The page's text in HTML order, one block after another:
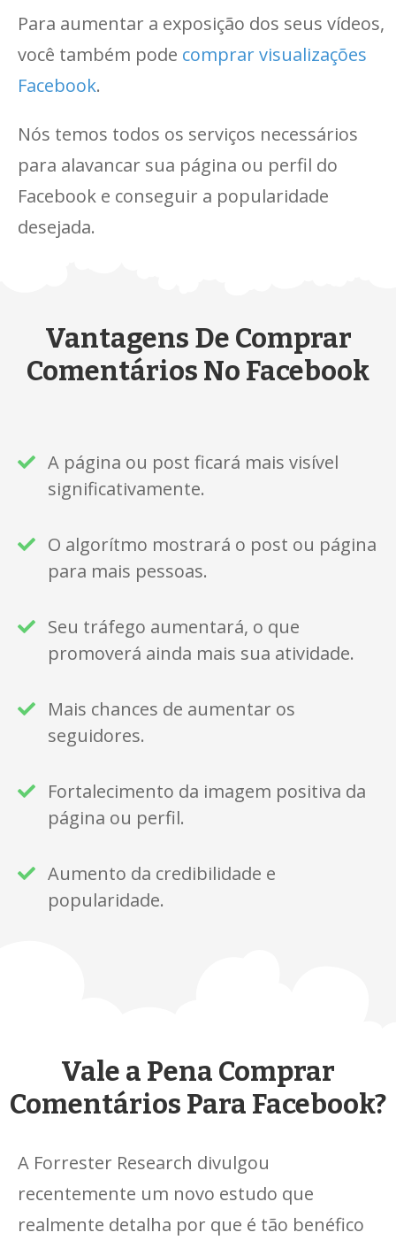
Para aumentar a exposição dos seus vídeos,
você também pode comprar visualizações
Facebook.
Nós temos todos os serviços necessários
para alavancar sua página ou perfil do
Facebook e conseguir a popularidade
desejada.
Vantagens De Comprar
Comentários No Facebook
A página ou post ficará mais visível
significativamente.
O algorítmo mostrará o post ou página
para mais pessoas.
Seu tráfego aumentará, o que
promoverá ainda mais sua atividade.
Mais chances de aumentar os
seguidores.
Fortalecimento da imagem positiva da
página ou perfil.
Aumento da credibilidade e
popularidade.
Vale a Pena Comprar
Comentários Para Facebook?
A Forrester Research divulgou
recentemente um novo estudo que
realmente detalha por que é tão benéfico